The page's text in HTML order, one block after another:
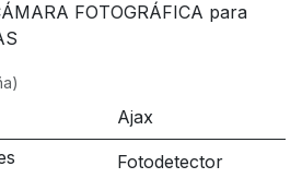
FOTOGRÁFICA para
Ajax
Fotodetector